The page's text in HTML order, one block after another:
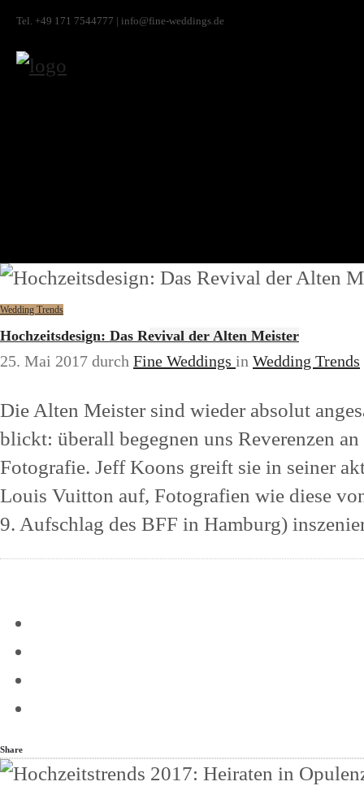
Tel. +49 171 7544777 | info@fine-weddings.de
Wedding Trends
Hochzeitsdesign: Das Revival der Alten Meister
25. Mai 2017 durch Fine Weddings in Wedding Trends
Die Alten Meister sind wieder absolut
blickt: überall begegnen uns Reverenzen
Fotografie. Jeff Koons greift sie in seiner
Louis Vuitton auf, Fotografien wie diese
9. Aufschlag des BFF in Hamburg)
Share